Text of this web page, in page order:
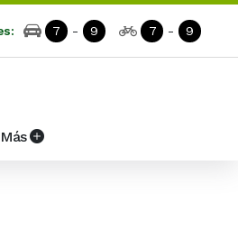
7 - 9 7 - 9
Más